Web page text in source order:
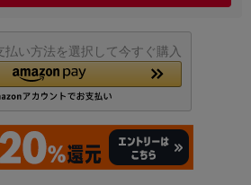
払い方法を選択して今すぐ購入
となります。
す。